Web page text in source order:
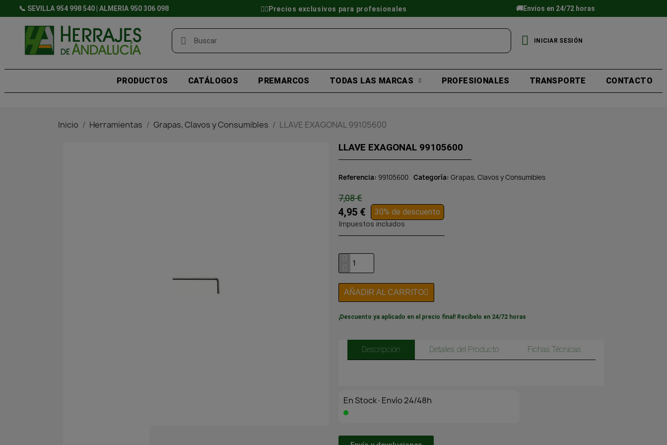
📞 SEVILLA 954 998 540 | ALMERÍA 950 306 098 👷‍♂️Precios exclusivos para profesionales 🚚Envíos en 24/72 horas
INICIAR SESIÓN
PRODUCTOS CATÁLOGOS PREMARCOS TODAS LAS MARCAS PROFESIONALES TRANSPORTE CONTACTO
Inicio Herramientas Grapas, Clavos y Consumibles LLAVE EXAGONAL 99105600
LLAVE EXAGONAL 99105600
Referencia 99105600 Categoría Grapas, Clavos y Consumibles
7,08 €
4,95 € 30% de descuento
Impuestos incluidos
AÑADIR AL CARRITO
¡Descuento ya aplicado en el precio final! Recíbelo en 24/72 horas
Descripción Detalles del Producto Fichas Técnicas
En Stock·Envío 24/48h